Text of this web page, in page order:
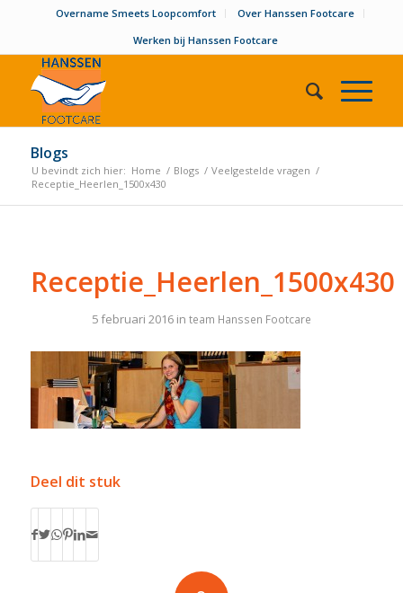
Overname Smeets Loopcomfort
Over Hanssen Footcare
Werken bij Hanssen Footcare
Blogs
U bevindt zich hier: Home / Blogs / Veelgestelde vragen /
Receptie_Heerlen_1500x430
Receptie_Heerlen_1500x430
5 februari 2016in team Hanssen Footcare
Deel dit stuk